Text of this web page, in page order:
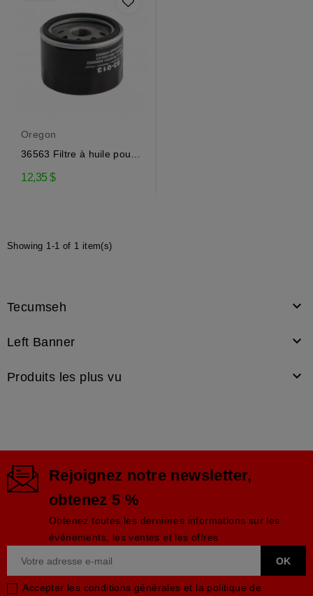
Oregon
36563 Filtre à huile pour
12,35 $
Showing 1-1 of 1 item(s)
Tecumseh 
Left Banner 
Produits les plus vu 
Rejoignez notre newsletter,
obtenez 5 %
Obtenez toutes les dernières informations sur les
événements, les ventes et les offres
Accepter les conditions générales et la politique de